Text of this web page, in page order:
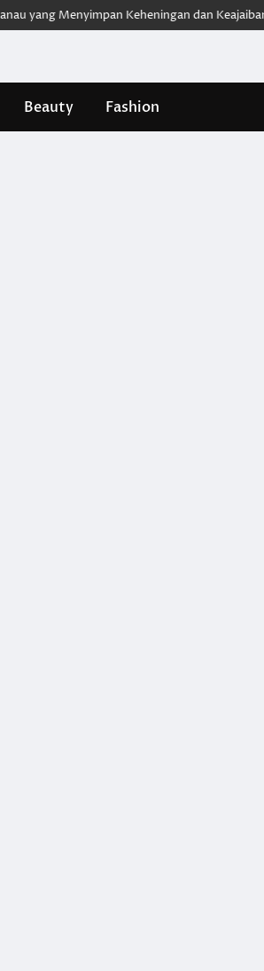
Menyimpan Keheningan dan Keajaiban Alam
Beauty Fashion